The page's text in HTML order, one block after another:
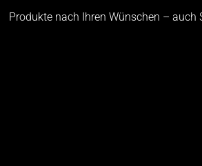
Produkte nach Ihren Wünschen – auch